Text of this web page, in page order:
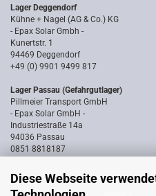
Diese Webseite
Lager Deggendorf
Kühne + Nagel (AG & Co.) KG
- Epax Solar Gmbh -
Kunertstr. 1
94469 Deggendorf
+49 (0) 9901 9499 817
Lager Passau (Gefahrgutlager)
Pillmeier Transport GmbH
- Epax Solar GmbH -
Industriestraße 14a
94036 Passau
0851 8818187